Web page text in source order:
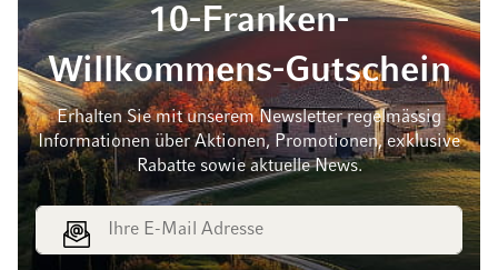
10-Franken-
Willkommens-Gutschein
Erhalten Sie mit unserem Newsletter regelmässig
Informationen über Aktionen, Promotionen, exklusive
Rabatte sowie aktuelle News.
E-Mail Adresse